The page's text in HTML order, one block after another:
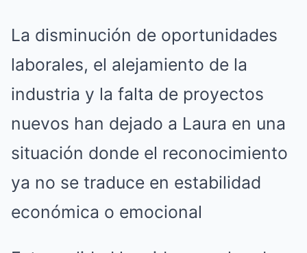
La disminución de oportunidades
laborales, el alejamiento de la
industria y la falta de proyectos
nuevos han dejado a Laura en una
situación donde el reconocimiento
ya no se traduce en estabilidad
económica o emocional